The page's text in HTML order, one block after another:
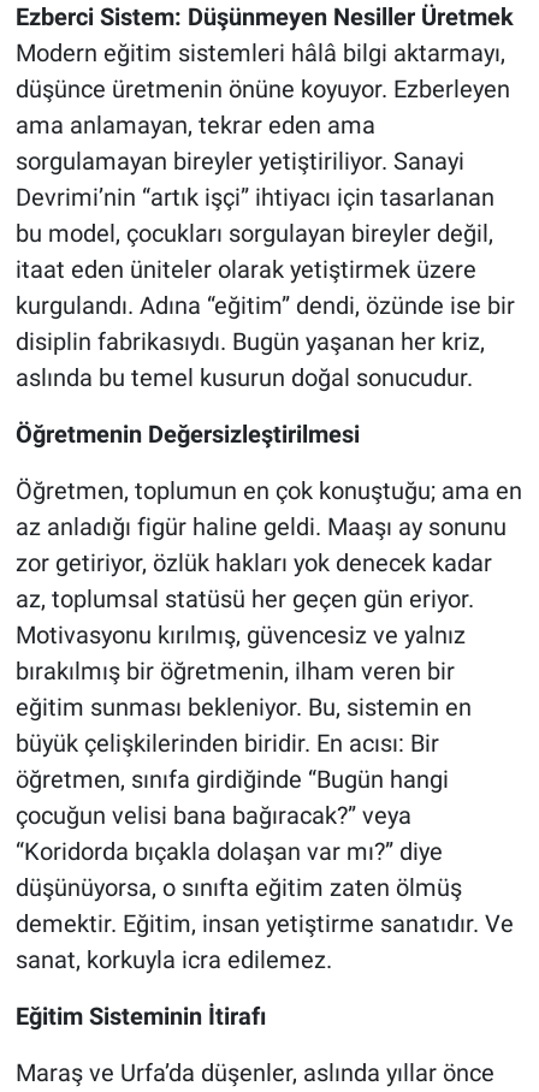
Ezberci Sistem: Düşünmeyen Nesiller Üretmek
Modern eğitim sistemleri hâlâ bilgi aktarmayı,
düşünce üretmenin önüne koyuyor. Ezberleyen
ama anlamayan, tekrar eden ama
sorgulamayan bireyler yetiştiriliyor. Sanayi
Devrimi’nin “artık işçi” ihtiyacı için tasarlanan
bu model, çocukları sorgulayan bireyler değil,
itaat eden üniteler olarak yetiştirmek üzere
kurgulandı. Adına “eğitim” dendi, özünde ise bir
disiplin fabrikasıydı. Bugün yaşanan her kriz,
aslında bu temel kusurun doğal sonucudur.
Öğretmenin Değersizleştirilmesi
Öğretmen, toplumun en çok konuştuğu; ama en
az anladığı figür haline geldi. Maaşı ay sonunu
zor getiriyor, özlük hakları yok denecek kadar
az, toplumsal statüsü her geçen gün eriyor.
Motivasyonu kırılmış, güvencesiz ve yalnız
bırakılmış bir öğretmenin, ilham veren bir
eğitim sunması bekleniyor. Bu, sistemin en
büyük çelişkilerinden biridir. En acısı: Bir
öğretmen, sınıfa girdiğinde “Bugün hangi
çocuğun velisi bana bağıracak?” veya
“Koridorda bıçakla dolaşan var mı?” diye
düşünüyorsa, o sınıfta eğitim zaten ölmüş
demektir. Eğitim, insan yetiştirme sanatıdır. Ve
sanat, korkuyla icra edilemez.
Eğitim Sisteminin İtirafı
Maraş ve Urfa’da düşenler, aslında yıllar önce